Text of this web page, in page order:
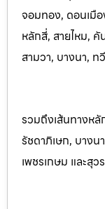
จอมทอง, ดอนเมื
หลักสี่, สายไหม,
สามวา, บางนา,
รวมถึงเส้นทางหลั
รัชดาภิเษก, บาง
เพชรเกษม และสุ